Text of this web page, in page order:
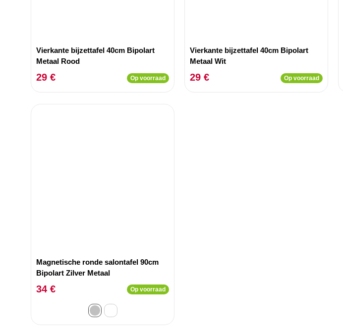
Vierkante bijzettafel 40cm Bipolart
Metaal Rood
29 € Op voorraad
Vierkante bijzettafel 40cm Bipolart
Metaal Wit
29 € Op voorraad
Magnetische ronde salontafel 90cm
Bipolart Zilver Metaal
34 € Op voorraad